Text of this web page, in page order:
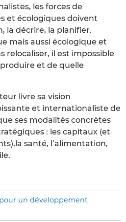
les forces de
et écologiques doivent
la décrire, la planifier.
mais aussi écologique et
relocaliser, il est impossible
et de quelle
livre sa vision
et internationaliste de
ses modalités concrètes
: les capitaux (et
santé, l’alimentation,
un développement